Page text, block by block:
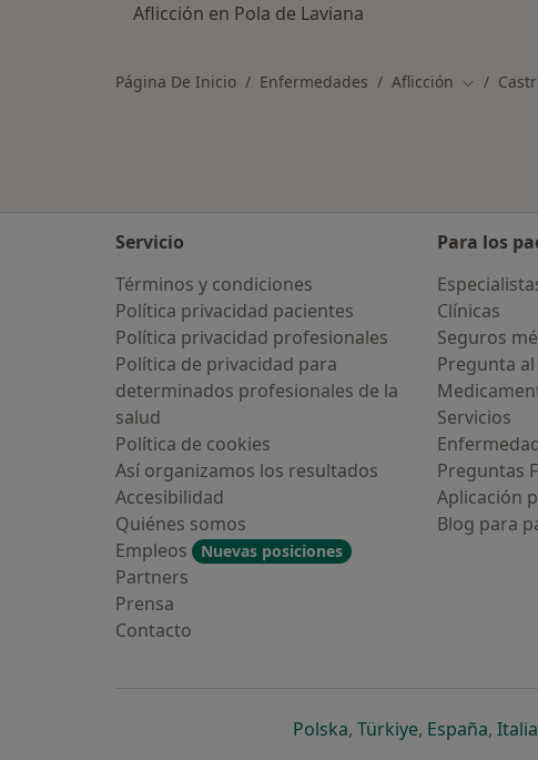
Aflicción en Pola de Laviana
Página De Inicio Enfermedades Aflicción Cambiar
Servicio
Términos y condiciones
Política privacidad pacientes
Política privacidad profesionales
Política de privacidad para
determinados profesionales de la
salud
Política de cookies
Así organizamos los resultados
Accesibilidad
Quiénes somos
Empleos
Nuevas posiciones
Partners
Prensa
Contacto
Para los
Clínicas
Seguros
Pregunta
Servicios
Preguntas
Aplicación
Blog para
Polskase abre en una nueva
, Türkiyese abre en
, Españase
, Italia